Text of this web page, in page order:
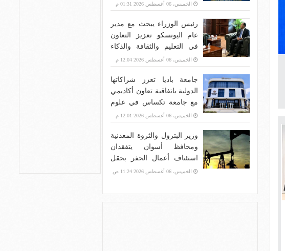
الخميس، 06 أغسطس 2026 01:31 م
رئيس الوزراء يبحث مع مدير
عام اليونسكو تعزيز التعاون
في التعليم والثقافة والذكاء
الاصطناعي
الخميس، 06 أغسطس 2026 12:04 م
جامعة باديا تعزز شراكاتها
الدولية باتفاقية تعاون أكاديمي
مع جامعة تكساس في علوم
الحاسب وإدارة الأعمال
الخميس، 06 أغسطس 2026 12:01 م
وزير البترول والثروة المعدنية
ومحافظ أسوان يتفقدان
استئناف أعمال الحفر بحقل
البركة في أسوان بعد توقف
منذ عام 2022
الخميس، 06 أغسطس 2026 11:24 ص